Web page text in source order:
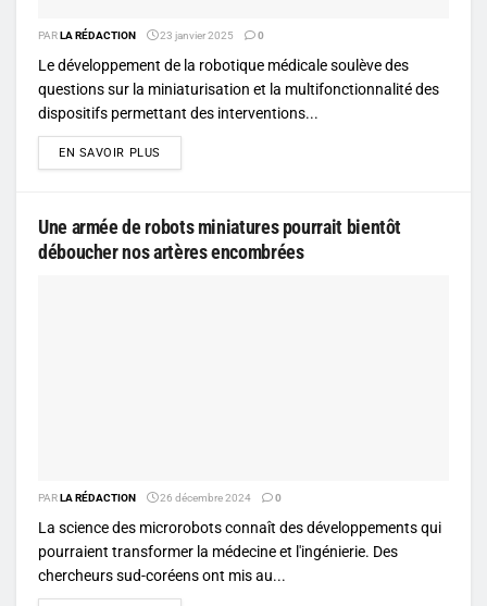
PARLA RÉDACTION 23 janvier 2025 0
Le développement de la robotique médicale soulève des
questions sur la miniaturisation et la multifonctionnalité des
dispositifs permettant des interventions...
EN SAVOIR PLUS
Une armée de robots miniatures pourrait bientôt
déboucher nos artères encombrées
PARLA RÉDACTION 26 décembre 2024 0
La science des microrobots connaît des développements qui
pourraient transformer la médecine et l'ingénierie. Des
chercheurs sud-coréens ont mis au...